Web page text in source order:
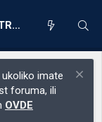
REGISTRACIJA
imate
foruma, ili
OVDE